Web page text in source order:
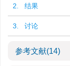
2. 结果
3. 讨论
参考文献(14)